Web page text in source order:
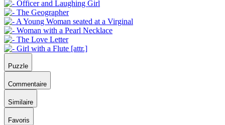
Puzzle
Commentaire
Similaire
Favoris